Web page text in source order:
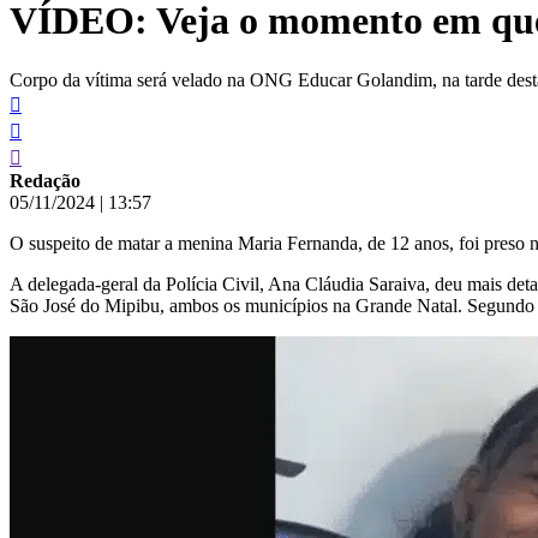
conteúdo
VÍDEO: Veja o momento em
Corpo da vítima será velado na ONG Educar Golandim, na tarde
Redação
05/11/2024 | 13:57
O suspeito de matar a menina Maria Fernanda, de 12 anos, foi preso
A delegada-geral da Polícia Civil, Ana Cláudia Saraiva, deu mais
São José do Mipibu, ambos os municípios na Grande Natal.